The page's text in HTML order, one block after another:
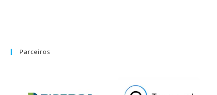
Parceiros